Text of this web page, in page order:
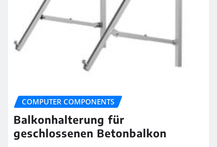
COMPUTER COMPONENTS
Balkonhalterung für
geschlossenen Betonbalkon